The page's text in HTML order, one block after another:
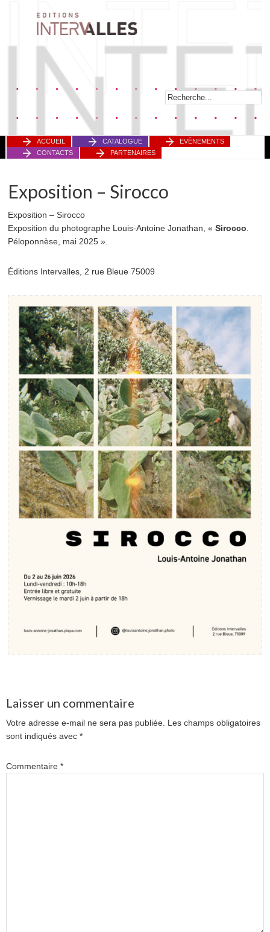
ACCUEIL CATALOGUE
EVÈNEMENTS
CONTACTS
PARTENAIRES
Exposition – Sirocco
Exposition – Sirocco
Exposition du photographe Louis-Antoine Jonathan, « Sirocco.
Péloponnèse, mai 2025 ».
Éditions Intervalles, 2 rue Bleue 75009
Laisser un commentaire
Votre adresse e-mail ne sera pas publiée. Les champs obligatoires
sont indiqués avec *
Commentaire *